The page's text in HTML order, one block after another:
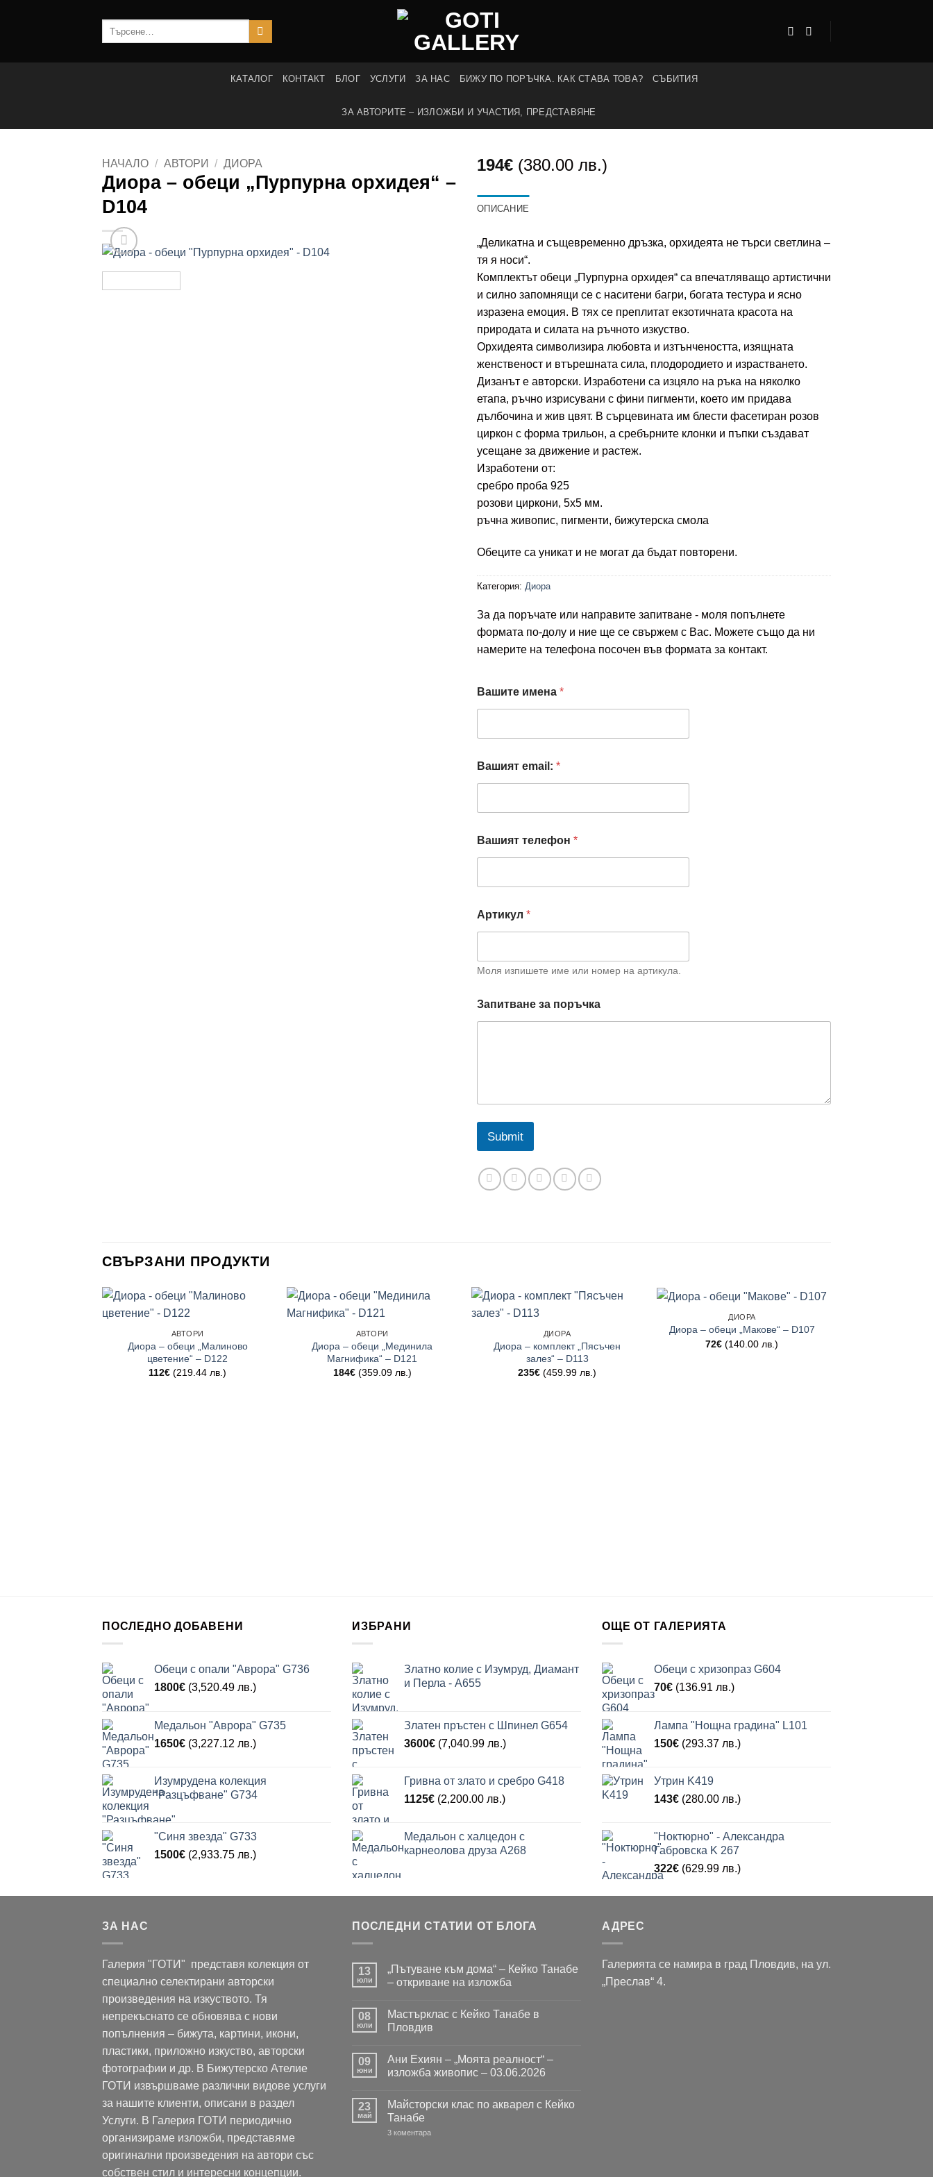
КАТАЛОГ КОНТАКТ БЛОГ УСЛУГИ ЗА НАС БИЖУ ПО ПОРЪЧКА. КАК СТАВА ТОВА? СЪБИТИЯ
ЗА АВТОРИТЕ – ИЗЛОЖБИ И УЧАСТИЯ, ПРЕДСТАВЯНЕ
НАЧАЛО / АВТОРИ / ДИОРА
Диора – обеци „Пурпурна орхидея“ –
D104
194€ (380.00 лв.)
ОПИСАНИЕ
„Деликатна и същевременно дръзка, орхидеята не търси светлина –
тя я носи“.
Комплектът обеци „Пурпурна орхидея“ са впечатляващо артистични
и силно запомнящи се с наситени багри, богата тестура и ясно
изразена емоция. В тях се преплитат екзотичната красота на
природата и силата на ръчното изкуство.
Орхидеята символизира любовта и изтънчеността, изящната
женственост и втърешната сила, плодородието и израстването.
Дизанът е авторски. Изработени са изцяло на ръка на няколко
етапа, ръчно изрисувани с фини пигменти, което им придава
дълбочина и жив цвят. В сърцевината им блести фасетиран розов
циркон с форма трильон, а сребърните клонки и пъпки създават
усещане за движение и растеж.
Изработени от:
сребро проба 925
розови циркони, 5х5 мм.
ръчна живопис, пигменти, бижутерска смола
Обеците са уникат и не могат да бъдат повторени.
Категория: Диора
За да поръчате или направите запитване - моля попълнете
формата по-долу и ние ще се свържем с Вас. Можете също да ни
намерите на телефона посочен във формата за контакт.
Вашите имена *
Вашият email: *
о
р
а
з
а
е
л
ф
Вашият телефон *
Артикул *
Моля изпишете име или номер на артикула.
Запитване за поръчка
Submit
СВЪРЗАНИ ПРОДУКТИ
АВТОРИ
Диора – обеци „Малиново
цветение“ – D122
112€ (219.44 лв.)
АВТОРИ
Диора – обеци „Мединила
Магнифика“ – D121
184€ (359.09 лв.)
ДИОРА
Диора – комплект „Пясъчен
залез“ – D113
235€ (459.99 лв.)
ДИОРА
Диора – обеци „Макове“ – D107
72€ (140.00 лв.)
ПОСЛЕДНО ДОБАВЕНИ
Обеци с опали "Аврора" G736
1800€ (3,520.49 лв.)
Медальон "Аврора" G735
1650€ (3,227.12 лв.)
Изумрудена колекция
"Разцъфване" G734
"Синя звезда" G733
1500€ (2,933.75 лв.)
ИЗБРАНИ
Златно колие с Изумруд, Диамант
и Перла - A655
Златен пръстен с Шпинел G654
3600€ (7,040.99 лв.)
Гривна от злато и сребро G418
1125€ (2,200.00 лв.)
Медальон с халцедон с
карнеолова друза A268
ОЩЕ ОТ ГАЛЕРИЯТА
Обеци с хризопраз G604
70€ (136.91 лв.)
Лампа "Нощна градина" L101
150€ (293.37 лв.)
Утрин K419
143€ (280.00 лв.)
"Ноктюрно" - Александра
Габровска K 267
322€ (629.99 лв.)
ЗА НАС
Галерия "ГОТИ" представя колекция от
специално селектирани авторски
произведения на изкуството. Тя
непрекъснато се обновява с нови
попълнения – бижута, картини, икони,
пластики, приложно изкуство, авторски
фотографии и др. В Бижутерско Ателие
ГОТИ извършваме различни видове услуги
за нашите клиенти, описани в раздел
Услуги. В Галерия ГОТИ периодично
организираме изложби, представяме
оригинални произведения на автори със
собствен стил и интересни концепции.
ПОСЛЕДНИ СТАТИИ ОТ БЛОГА
13
юли
„Пътуване към дома“ – Кейко Танабе
– откриване на изложба
за
„Пътуване
към
Кейко
–
изложба
08
юли
Мастърклас с Кейко Танабе в
Пловдив
за
Мастърклас
с
в
Пловдив
09
юни
Ани Ехиян – „Моята реалност“ –
изложба живопис – 03.06.2026
за
Ани
Ехиян
–
23
май
Майсторски клас по акварел с Кейко
Танабе
3 коментараза
АДРЕС
Галерията се намира в град Пловдив, на ул.
„Преслав“ 4.